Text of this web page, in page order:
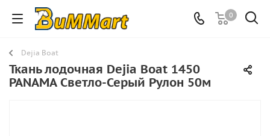
0
Dejia Boat
Ткань лодочная Dejia Boat 1450
PANAMA Светло-Серый Рулон 50м